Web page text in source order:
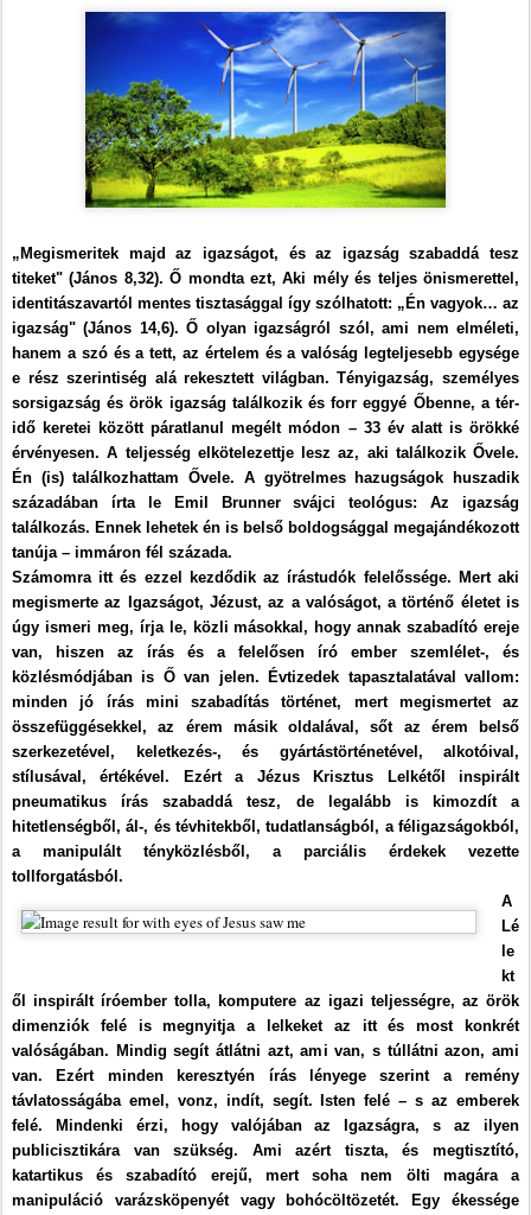
„Megismeritek majd az igazságot, és az igazság szabaddá tesz
titeket" (János 8,32). Ő mondta ezt, Aki mély és teljes önismerettel,
identitászavartól mentes tisztasággal így szólhatott: „Én vagyok… az
igazság" (János 14,6). Ő olyan igazságról szól, ami nem elméleti,
hanem a szó és a tett, az értelem és a valóság legteljesebb egysége
e rész szerintiség alá rekesztett világban. Tényigazság, személyes
sorsigazság és örök igazság találkozik és forr eggyé Őbenne, a tér-
idő keretei között páratlanul megélt módon – 33 év alatt is örökké
érvényesen. A teljesség elkötelezettje lesz az, aki találkozik Ővele.
Én (is) találkozhattam Ővele. A gyötrelmes hazugságok huszadik
századában írta le Emil Brunner svájci teológus: Az igazság
találkozás. Ennek lehetek én is belső boldogsággal megajándékozott
tanúja – immáron fél százada.
Számomra itt és ezzel kezdődik az írástudók felelőssége. Mert aki
megismerte az Igazságot, Jézust, az a valóságot, a történő életet is
úgy ismeri meg, írja le, közli másokkal, hogy annak szabadító ereje
van, hiszen az írás és a felelősen író ember szemlélet-, és
közlésmódjában is Ő van jelen. Évtizedek tapasztalatával vallom:
minden jó írás mini szabadítás történet, mert megismertet az
összefüggésekkel, az érem másik oldalával, sőt az érem belső
szerkezetével, keletkezés-, és gyártástörténetével, alkotóival,
stílusával, értékével. Ezért a Jézus Krisztus Lelkétől inspirált
pneumatikus írás szabaddá tesz, de legalább is kimozdít a
hitetlenségből, ál-, és tévhitekből, tudatlanságból, a féligazságokból,
a manipulált tényközlésből, a parciális érdekek vezette
tollforgatásból.
A
Lé
le
kt
ől inspirált íróember tolla, komputere az igazi teljességre, az örök
dimenziók felé is megnyitja a lelkeket az itt és most konkrét
valóságában. Mindig segít átlátni azt, ami van, s túllátni azon, ami
van. Ezért minden keresztyén írás lényege szerint a remény
távlatosságába emel, vonz, indít, segít. Isten felé – s az emberek
felé. Mindenki érzi, hogy valójában az Igazságra, s az ilyen
publicisztikára van szükség. Ami azért tiszta, és megtisztító,
katartikus és szabadító erejű, mert soha nem ölti magára a
manipuláció varázsköpenyét vagy bohócöltözetét. Egy ékessége